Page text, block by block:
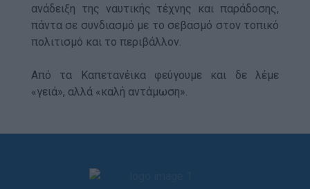
ανάδειξη της ναυτικής τέχνης και παράδοσης,
πάντα σε συνδιασμό με το σεβασμό στον τοπικό
πολιτισμό και το περιβάλλον.
Από τα Καπετανέικα φεύγουμε και δε λέμε
«γειά», αλλά «καλή αντάμωση».